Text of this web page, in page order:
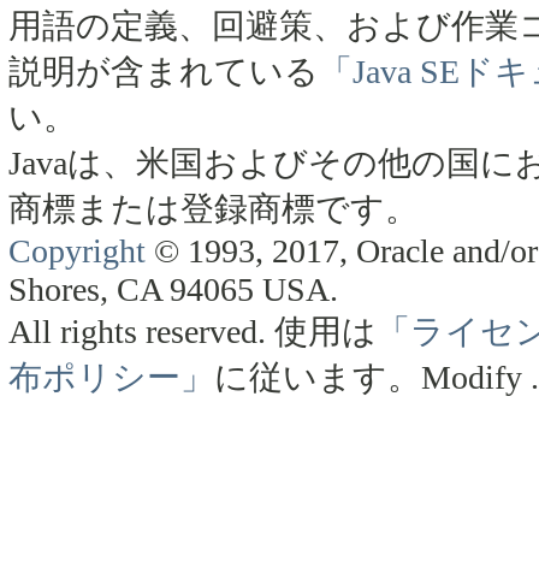
用語の定義、回避策、および作
説明が含まれている
「Java SEド
い。
Javaは、米国およびその他の国に
商標または登録商標です。
Copyright © 1993, 2017, Oracle and/
Shores, CA 94065 USA.
All rights reserved. 使用は 「ライセ
布ポリシー」 に従います。 Modify